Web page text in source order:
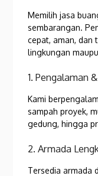
Memilih jasa
sembarangan.
cepat, aman, dan
lingkungan
1. Pengalaman
Kami
sampah proyek,
gedung, hingga
2. Armada
Tersedia armada